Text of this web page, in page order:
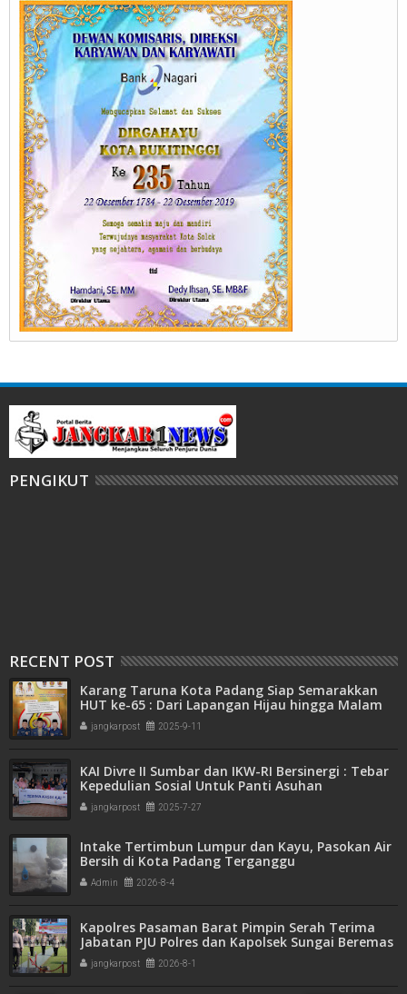
PENGIKUT
RECENT POST
Karang Taruna Kota Padang Siap Semarakkan
HUT ke-65 : Dari Lapangan Hijau hingga Malam
Kebersamaan
jangkarpost 2025-9-11
KAI Divre II Sumbar dan IKW-RI Bersinergi : Tebar
Kepedulian Sosial Untuk Panti Asuhan
jangkarpost 2025-7-27
Intake Tertimbun Lumpur dan Kayu, Pasokan Air
Bersih di Kota Padang Terganggu
Admin 2026-8-4
Kapolres Pasaman Barat Pimpin Serah Terima
Jabatan PJU Polres dan Kapolsek Sungai Beremas
jangkarpost 2026-8-1